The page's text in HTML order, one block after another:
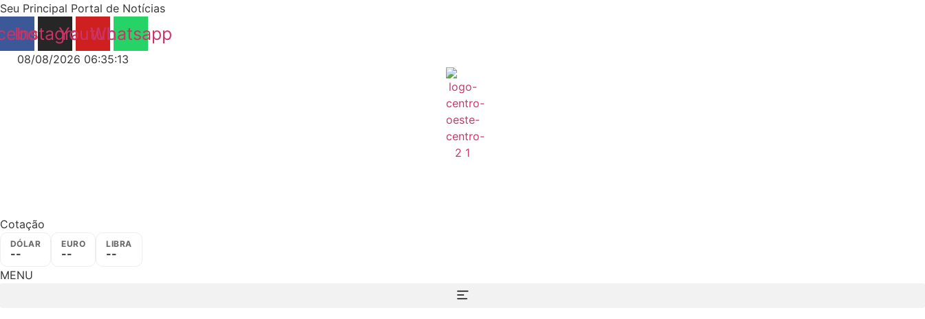
Ir
para
o
conteúdo
Seu Principal Portal de Notícias
Instagram
Youtube
Whatsapp
08/08/2026 06:35:14
Cotação
DÓLAR
--
EURO
--
LIBRA
--
MENU